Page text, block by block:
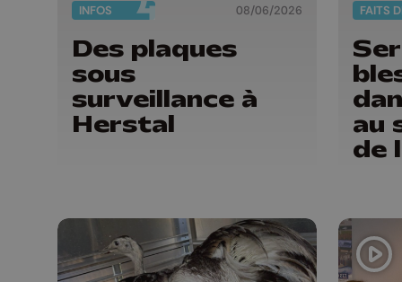
INFOS 08/06/2026
Des plaques
sous
surveillance à
Herstal
FAITS
au
de